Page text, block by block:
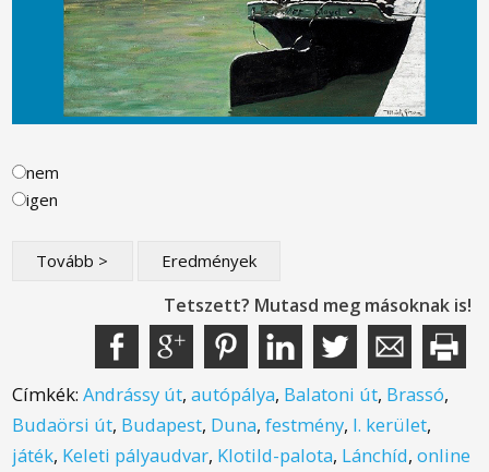
nem
igen
Tetszett? Mutasd meg másoknak is!
Címkék:Andrássy út,autópálya, Balatoni út, Brassó,
Budaörsi út, Budapest, Duna,festmény, I. kerület,
játék, Keleti pályaudvar, Klotild-palota, Lánchíd,online